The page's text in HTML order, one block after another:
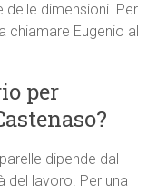
dimensioni. Per
chiamare Eugenio al
per
dipende dal
del lavoro. Per una